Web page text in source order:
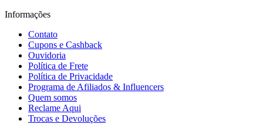
Informações
Contato
Cupons e Cashback
Ouvidoria
Política de Frete
Política de Privacidade
Programa de Afiliados & Influencers
Quem somos
Reclame Aqui
Trocas e Devoluções